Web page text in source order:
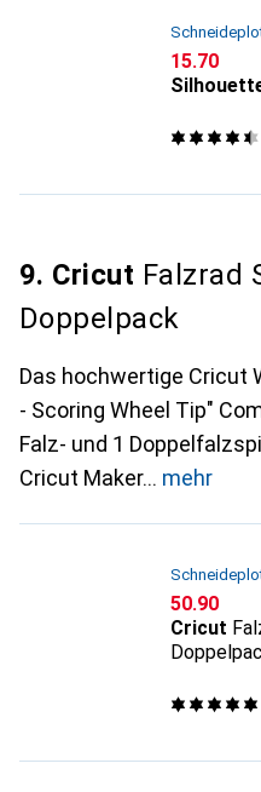
CHF
15.70
9. Cricut Falzrad
Doppelpack
Das hochwertige Cricut
- Scoring Wheel Tip"
Falz- und 1
Cricut Maker
mehr
CHF
50.90
Cricut